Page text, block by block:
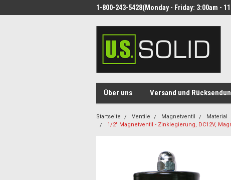
1-800-243-5428(Monday - Friday: 3:00am -
Über uns Versand und
Startseite Ventile Magnetventil Material
1/2" Magnetventil - Zinklegierung, DC12V,